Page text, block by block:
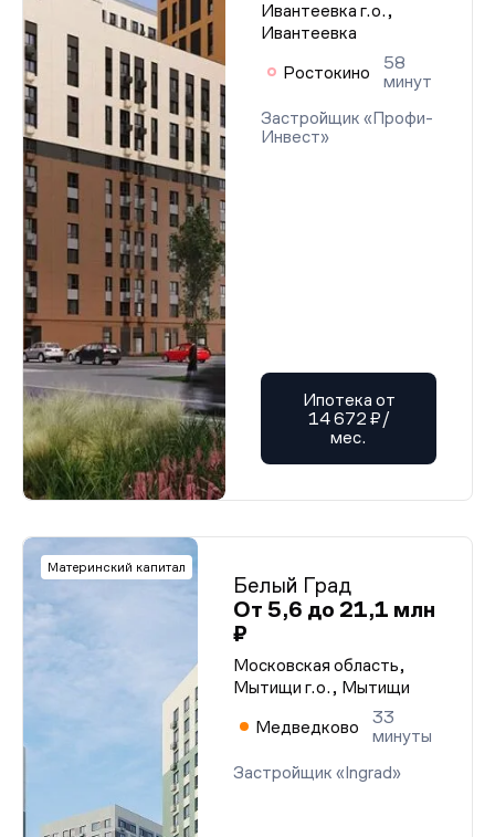
Ивантеевка г.о.,
Ивантеевка
Ростокино
58
минут
Застройщик «Профи-
Инвест»
Ипотека от
14 672 ₽/
мес.
Материнский капитал
Белый Град
От 5,6 до 21,1 млн
₽
Московская область,
Мытищи г.о., Мытищи
Медведково
33
минуты
Застройщик «Ingrad»